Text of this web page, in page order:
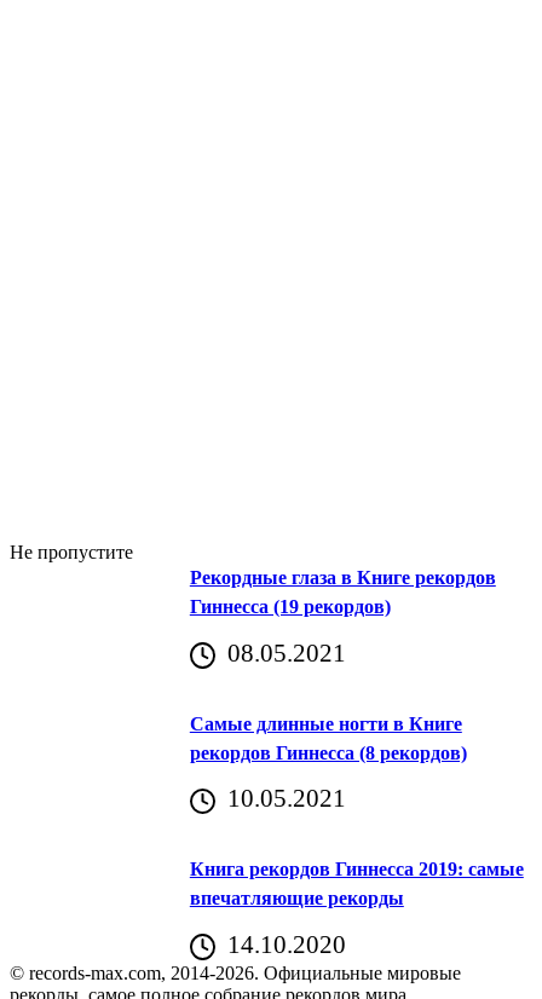
Не пропустите
Рекордные глаза в Книге рекордов
Гиннесса (19 рекордов)
08.05.2021
Самые длинные ногти в Книге
рекордов Гиннесса (8 рекордов)
10.05.2021
Книга рекордов Гиннесса 2019: самые
впечатляющие рекорды
14.10.2020
© records-max.com, 2014-2026. Официальные мировые
рекорды, самое полное собрание рекордов мира.